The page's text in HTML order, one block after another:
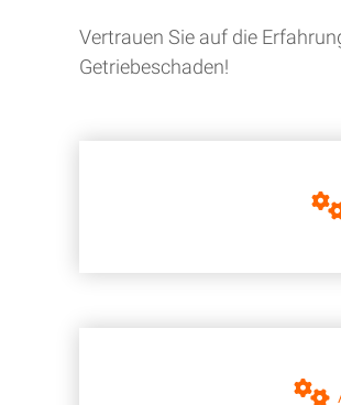
Vertrauen Sie auf die
Getriebeschaden!